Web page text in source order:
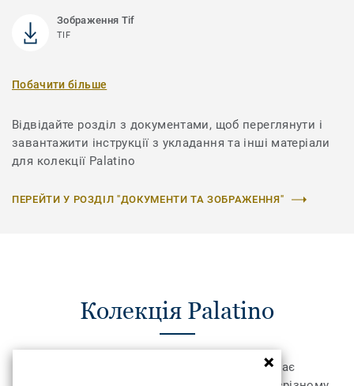
Зображення Tif
TIF
Побачити більше
Відвідайте розділ з документами, щоб переглянути і
завантажити інструкції з укладання та інші матеріали
для колекції Palatino
ПЕРЕЙТИ У РОЗДІЛ "ДОКУМЕНТИ ТА ЗОБРАЖЕННЯ"
Колекція Palatino
Колекція килимової плитки DESSO Palatino має